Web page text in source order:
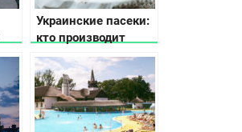
Украинские пасеки:
кто производит
натуральный мед?